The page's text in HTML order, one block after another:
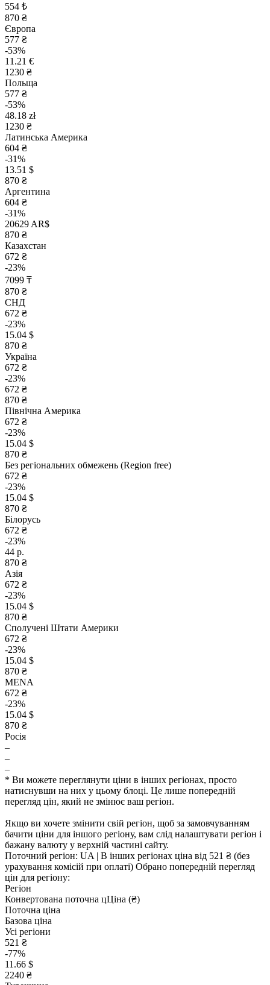
554 ₺
870 ₴
Європа
577 ₴
-53%
11.21 €
1230 ₴
Польща
577 ₴
-53%
48.18 zł
1230 ₴
Латинська Америка
604 ₴
-31%
13.51 $
870 ₴
Аргентина
604 ₴
-31%
20629 AR$
870 ₴
Казахстан
672 ₴
-23%
7099 ₸
870 ₴
СНД
672 ₴
-23%
15.04 $
870 ₴
Україна
672 ₴
-23%
672 ₴
870 ₴
Північна Америка
672 ₴
-23%
15.04 $
870 ₴
Без регіональних обмежень (Region free)
672 ₴
-23%
15.04 $
870 ₴
Білорусь
672 ₴
-23%
44 р.
870 ₴
Азія
672 ₴
-23%
15.04 $
870 ₴
Сполучені Штати Америки
672 ₴
-23%
15.04 $
870 ₴
MENA
672 ₴
-23%
15.04 $
870 ₴
Росія
–
–
–
* Ви можете переглянути ціни в інших регіонах, просто
натиснувши на них у цьому блоці. Це лише попередній
перегляд цін, який не змінює ваш регіон.
Якщо ви хочете змінити свій регіон, щоб за замовчуванням
бачити ціни для іншого регіону, вам слід налаштувати регіон і
бажану валюту у верхній частині сайту.
Поточний регіон: UA | В інших регіонах ціна від 521 ₴ (без
урахування комісій при оплаті) Обрано попередній перегляд
цін для регіону:
Регіон
Конвертована поточна цЦіна (₴)
Поточна ціна
Базова ціна
Усі регіони
521 ₴
-77%
11.66 $
2240 ₴